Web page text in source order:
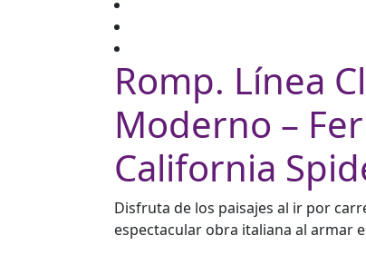
Romp. Línea
Moderno –
California
Disfruta de los paisajes al ir por
espectacular obra italiana al armar